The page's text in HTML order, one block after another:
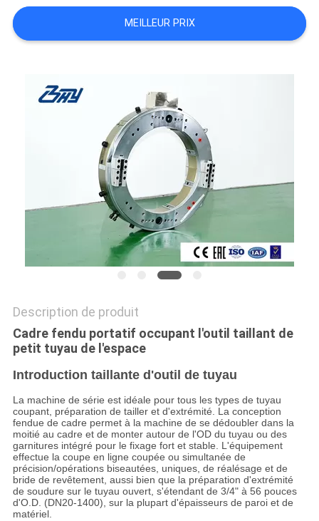
MATIÈRE
DE
MEILLEUR PRIX
Description de produit
Cadre fendu portatif occupant l'outil taillant de
petit tuyau de l'espace
Introduction taillante d'outil de tuyau
La machine de série est idéale pour tous les types de tuyau
coupant, préparation de tailler et d'extrémité. La conception
fendue de cadre permet à la machine de se dédoubler dans la
moitié au cadre et de monter autour de l'OD du tuyau ou des
garnitures intégré pour le fixage fort et stable. L'équipement
effectue la coupe en ligne coupée ou simultanée de
précision/opérations biseautées, uniques, de réalésage et de
bride de revêtement, aussi bien que la préparation d'extrémité
de soudure sur le tuyau ouvert, s'étendant de 3/4" à 56 pouces
d'O.D. (DN20-1400), sur la plupart d'épaisseurs de paroi et de
matériel.